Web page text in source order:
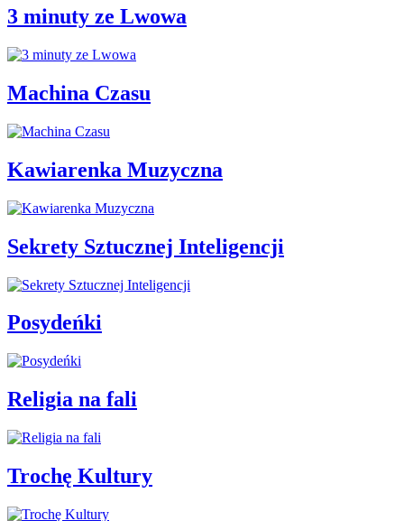
3 minuty ze Lwowa
Machina Czasu
Kawiarenka Muzyczna
Sekrety Sztucznej Inteligencji
Posydeńki
Religia na fali
Trochę Kultury